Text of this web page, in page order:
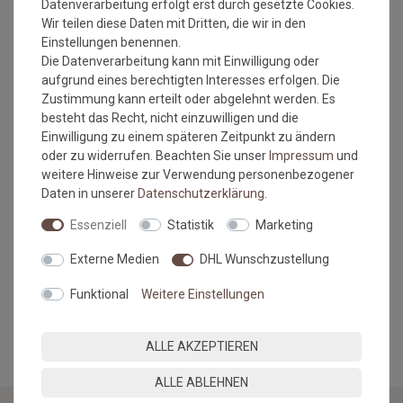
Maximale Bestellbreite: 194 cm
Maximale Bestelllänge: 500 cm
Wichtiger Hinweis:
Es handelt sich hierbei um Rollenware, die nach Ihrem
Wunschmass zugeschnitten wird. Diese wird
ohne Umrandung geliefert und wird bei dem Produkt
auch nicht benötigt, da diese Matte schnittfest ist.
Maßtoleranzen von 1-3 % können auftreten und sind
völlig normal. Sonderanfertigungen im Wunschmaß
Farbabweichungen zwischen Bildschirmfoto und
Original sind nicht auszuschließen. Wir empfehlen, sich
Datenverarbeitung erfolgt erst durch gesetzte Cookies.
Wir teilen diese Daten mit Dritten, die wir in den
Einstellungen benennen.
Die Datenverarbeitung kann mit Einwilligung oder
aufgrund eines berechtigten Interesses erfolgen. Die
Zustimmung kann erteilt oder abgelehnt werden. Es
besteht das Recht, nicht einzuwilligen und die
Einwilligung zu einem späteren Zeitpunkt zu ändern
oder zu widerrufen. Beachten Sie unserImpressum und
weitere Hinweise zur Verwendung personenbezogener
Daten in unsererDaten­schutz­erklärung
Essenziell Statistik Marketing
Externe Medien DHL Wunschzustellung
Funktional Weitere Einstellungen
ALLE AKZEPTIEREN
ALLE ABLEHNEN